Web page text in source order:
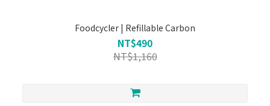
Foodcycler | Refillable Carbon
NT$490
NT$1,160